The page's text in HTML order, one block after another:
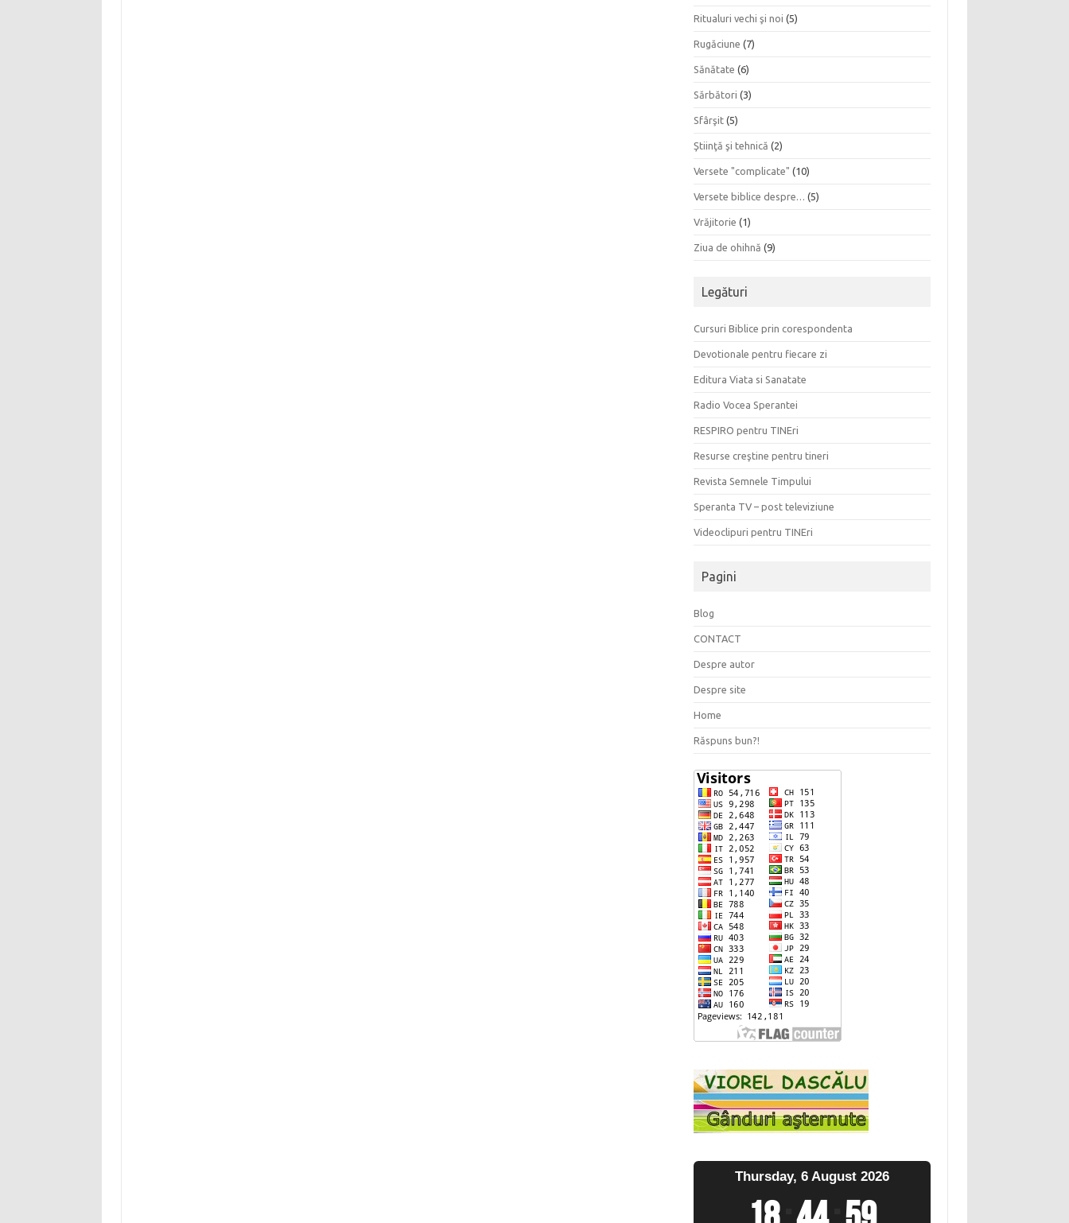
Ritualuri vechi şi noi (5)
Rugăciune (7)
Sănătate (6)
Sărbători (3)
Sfârşit (5)
Ştiinţă şi tehnică (2)
Versete "complicate" (10)
Versete biblice despre… (5)
Vrăjitorie (1)
Ziua de ohihnă (9)
Legături
Cursuri Biblice prin corespondenta
Devotionale pentru fiecare zi
Editura Viata si Sanatate
Radio Vocea Sperantei
RESPIRO pentru TINEri
Resurse creştine pentru tineri
Revista Semnele Timpului
Speranta TV – post televiziune
Videoclipuri pentru TINEri
Pagini
Blog
CONTACT
Despre autor
Despre site
Home
Răspuns bun?!
Thursday, 6 August 2026